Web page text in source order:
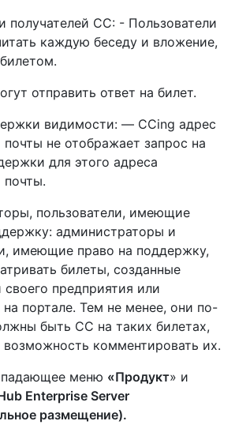
получателей CC: - Пользователи
каждую беседу и вложение,
отправить ответ на билет.
видимости: — CCing адрес
почты не отображает запрос на
для этого адреса
почты.
пользователи, имеющие
администраторы и
имеющие право на поддержку,
билеты, созданные
предприятия или
на портале. Тем не менее, они по-
быть CC на таких билетах,
комментировать их.
меню «Продукт» и
Enterprise Server
размещение).